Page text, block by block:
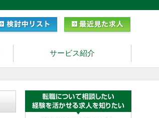
サービス紹介